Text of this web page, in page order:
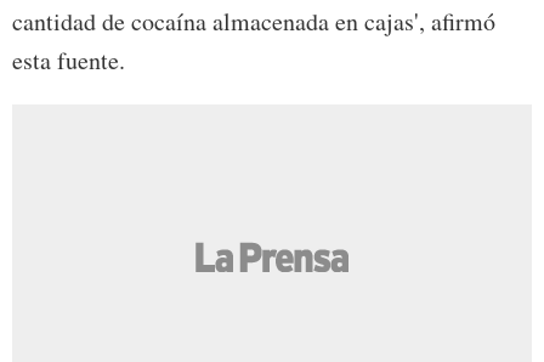
cantidad de cocaína almacenada en cajas', afirmó
esta fuente.